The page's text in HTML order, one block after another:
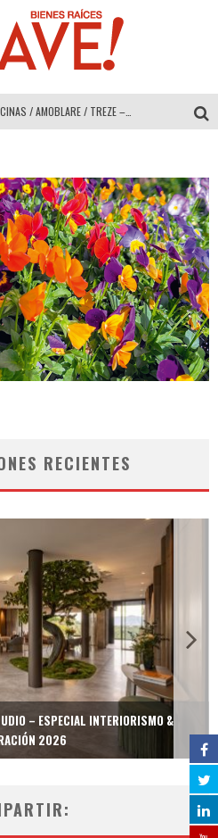
MULTIOFICINAS / AMOBLARE / TREZE – Especial Interiorismo & Decoración 2026
COLINEAL – Especial Interiorismo & Decoración 2026
ADRIANA HOYOS DESIGN STUDIO – Especial Interiorismo & Decoración 2026
RECIENTES
– ESPECIAL INTERIORISMO &
2026